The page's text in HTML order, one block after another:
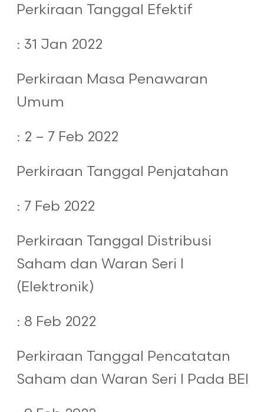
Perkiraan Tanggal Efektif
: 31 Jan 2022
Perkiraan Masa Penawaran
Umum
: 2 – 7 Feb 2022
Perkiraan Tanggal Penjatahan
: 7 Feb 2022
Perkiraan Tanggal Distribusi
Saham dan Waran Seri I
(Elektronik)
: 8 Feb 2022
Perkiraan Tanggal Pencatatan
Saham dan Waran Seri I Pada BEI